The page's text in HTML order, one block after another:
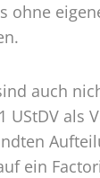
ohne
auch
UStDV
ein